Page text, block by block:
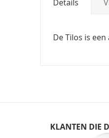
Details
De Tilos is
KLANTEN DIE